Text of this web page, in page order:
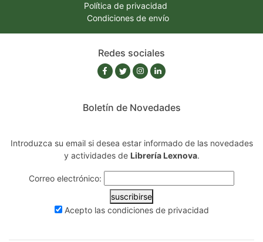
Política de privacidad
Condiciones de envío
Redes sociales
Boletín de Novedades
Introduzca su email si desea estar informado de las novedades
y actividades de Librería Lexnova.
Correo electrónico:
suscribirse
Acepto las condiciones de privacidad